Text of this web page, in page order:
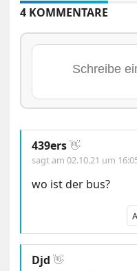
4 KOMMENTARE
439ers👋
sagt am02.10.21 um
wo ist der bus?
Djd 👋